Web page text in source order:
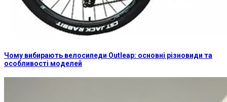
Чому вибирають велосипеди Outleap: основні різновиди та
особливості моделей